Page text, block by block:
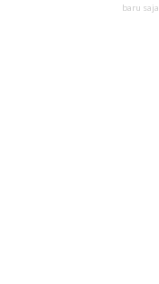
baru saja